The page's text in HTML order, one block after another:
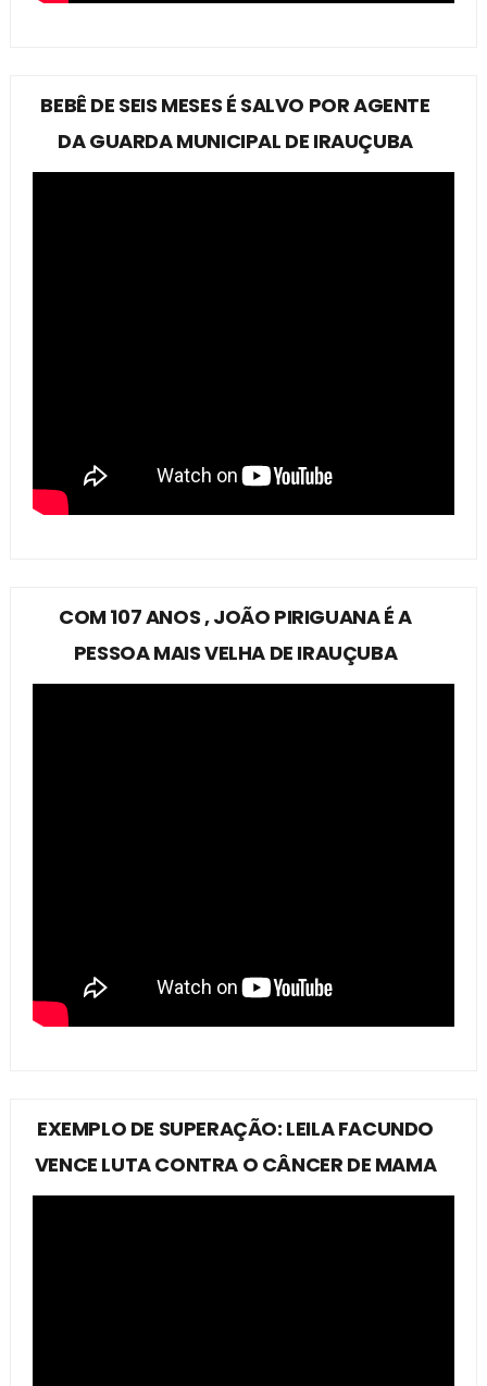
BEBÊ DE SEIS MESES É SALVO POR AGENTE
DA GUARDA MUNICIPAL DE IRAUÇUBA
COM 107 ANOS , JOÃO PIRIGUANA É A
PESSOA MAIS VELHA DE IRAUÇUBA
EXEMPLO DE SUPERAÇÃO: LEILA FACUNDO
VENCE LUTA CONTRA O CÂNCER DE MAMA